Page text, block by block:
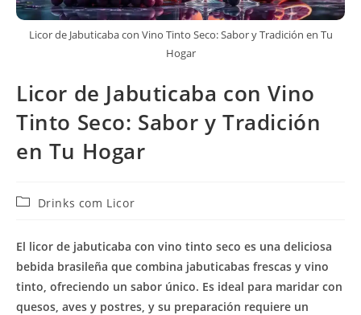
Licor de Jabuticaba con Vino Tinto Seco: Sabor y Tradición en Tu
Hogar
Licor de Jabuticaba con Vino
Tinto Seco: Sabor y Tradición
en Tu Hogar
Categoría
entrada:
Drinks com Licor
El licor de jabuticaba con vino tinto seco es una deliciosa
bebida brasileña que combina jabuticabas frescas y vino
tinto, ofreciendo un sabor único. Es ideal para maridar con
quesos, aves y postres, y su preparación requiere un